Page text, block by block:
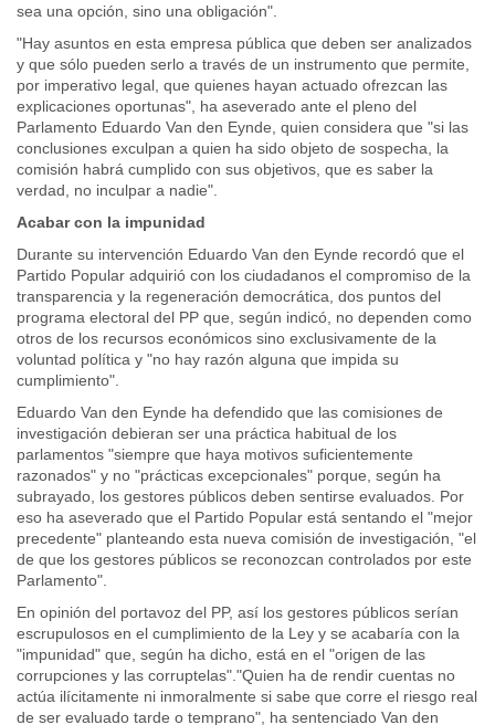
sea una opción, sino una obligación".
"Hay asuntos en esta empresa pública que deben ser analizados
y que sólo pueden serlo a través de un instrumento que permite,
por imperativo legal, que quienes hayan actuado ofrezcan las
explicaciones oportunas", ha aseverado ante el pleno del
Parlamento Eduardo Van den Eynde, quien considera que "si las
conclusiones exculpan a quien ha sido objeto de sospecha, la
comisión habrá cumplido con sus objetivos, que es saber la
verdad, no inculpar a nadie".
Acabar con la impunidad
Durante su intervención Eduardo Van den Eynde recordó que el
Partido Popular adquirió con los ciudadanos el compromiso de la
transparencia y la regeneración democrática, dos puntos del
programa electoral del PP que, según indicó, no dependen como
otros de los recursos económicos sino exclusivamente de la
voluntad política y "no hay razón alguna que impida su
cumplimiento".
Eduardo Van den Eynde ha defendido que las comisiones de
investigación debieran ser una práctica habitual de los
parlamentos "siempre que haya motivos suficientemente
razonados" y no "prácticas excepcionales" porque, según ha
subrayado, los gestores públicos deben sentirse evaluados. Por
eso ha aseverado que el Partido Popular está sentando el "mejor
precedente" planteando esta nueva comisión de investigación, "el
de que los gestores públicos se reconozcan controlados por este
Parlamento".
En opinión del portavoz del PP, así los gestores públicos serían
escrupulosos en el cumplimiento de la Ley y se acabaría con la
"impunidad" que, según ha dicho, está en el "origen de las
corrupciones y las corruptelas"."Quien ha de rendir cuentas no
actúa ilícitamente ni inmoralmente si sabe que corre el riesgo real
de ser evaluado tarde o temprano", ha sentenciado Van den